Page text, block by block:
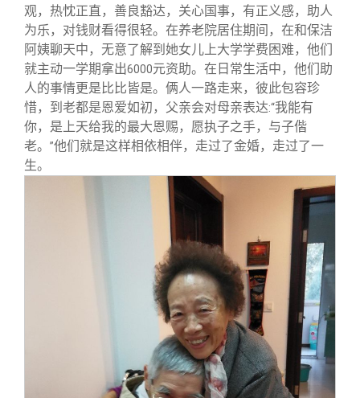
观，热忱正直，善良豁达，关心国事，有正义感，助人
为乐，对钱财看得很轻。在养老院居住期间，在和保洁
阿姨聊天中，无意了解到她女儿上大学学费困难，他们
就主动一学期拿出6000元资助。在日常生活中，他们助
人的事情更是比比皆是。俩人一路走来，彼此包容珍
惜，到老都是恩爱如初，父亲会对母亲表达:“我能有
你，是上天给我的最大恩赐，愿执子之手，与子偕
老。 ”他们就是这样相依相伴，走过了金婚，走过了一
生。